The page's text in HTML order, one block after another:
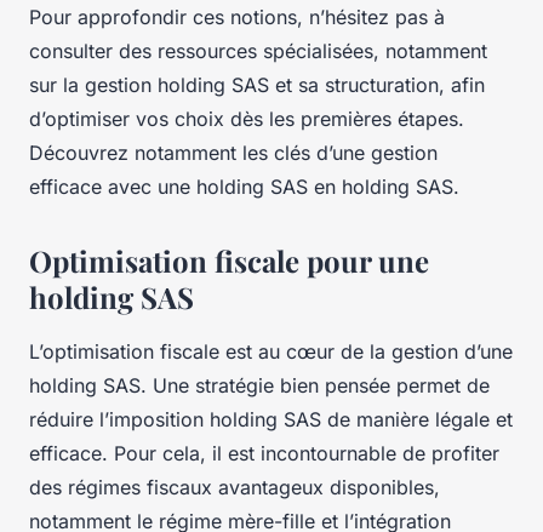
Pour approfondir ces notions, n’hésitez pas à
consulter des ressources spécialisées, notamment
sur la gestion holding SAS et sa structuration, afin
d’optimiser vos choix dès les premières étapes.
Découvrez notamment les clés d’une gestion
efficace avec une holding SAS en holding SAS.
Optimisation fiscale pour une
holding SAS
L’optimisation fiscale est au cœur de la gestion d’une
holding SAS. Une stratégie bien pensée permet de
réduire l’imposition holding SAS de manière légale et
efficace. Pour cela, il est incontournable de profiter
des régimes fiscaux avantageux disponibles,
notamment le régime mère-fille et l’intégration